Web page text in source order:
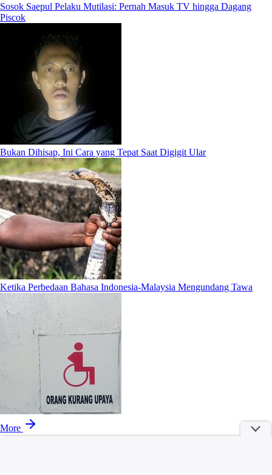
Sosok Saepul Pelaku Mutilasi: Pernah Masuk TV hingga Dagang
Piscok
Bukan Dihisap, Ini Cara yang Tepat Saat Digigit Ular
Ketika Perbedaan Bahasa Indonesia-Malaysia Mengundang Tawa
More